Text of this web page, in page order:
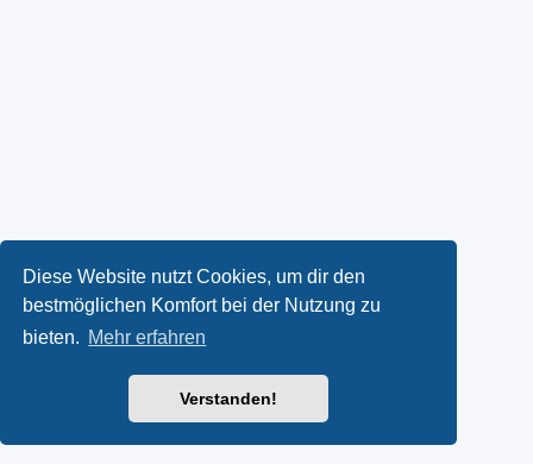
Diese Website nutzt Cookies, um dir den
bestmöglichen Komfort bei der Nutzung zu
bieten. Mehr erfahren
Verstanden!